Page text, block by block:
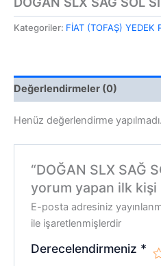
Kategoriler: FİAT (TOFAŞ) YEDEK
Değerlendirmeler (0)
Henüz değerlendirme yapılmadı.
“DOĞAN SLX SAĞ
yorum yapan ilk kişi
E-posta adresiniz
ile işaretlenmişlerdir
Derecelendirmeniz *